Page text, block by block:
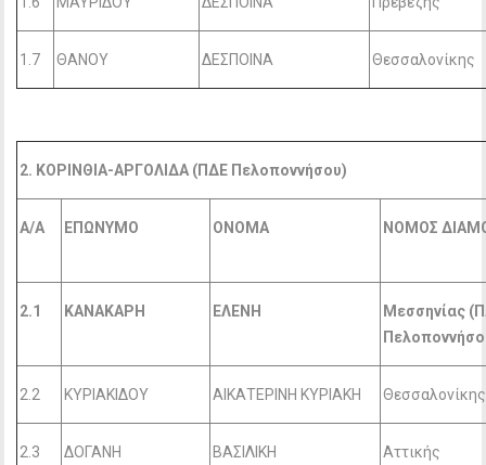
1.7 ΘΑΝΟΥ ΔΕΣΠΟΙΝΑ Θεσσαλονίκης
2. ΚΟΡΙΝΘΙΑ-ΑΡΓΟΛΙΔΑ (ΠΔΕ Πελοποννήσου)
Α/Α ΕΠΩΝΥΜΟ ΟΝΟΜΑ ΝΟΜΟΣ
2.1 ΚΑΝΑΚΑΡΗ ΕΛΕΝΗ
Μεσσηνίας
2.2 ΚΥΡΙΑΚΙΔΟΥ ΑΙΚΑΤΕΡΙΝΗ ΚΥΡΙΑΚΗ Θεσσαλονίκης
2.3 ΔΟΓΑΝΗ ΒΑΣΙΛΙΚΗ Αττικής